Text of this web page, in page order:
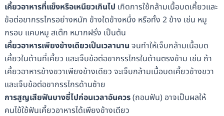
เคี้ยวอาหารที่แข็งหรือเหนียวเกินไป เกิดการใช้กล้ามเนื้อบดเคี้ยวและ
ข้อต่อขากรรไกรอย่างหนัก ข้างใดข้างหนึ่ง หรือทั้ง 2 ข้าง เช่น หมู
กรอบ แคบหมู สเต๊ก หมากฝรั่ง เป็นต้น
เคี้ยวอาหารเพียงข้างเดียวเป็นเวลานาน จนทำให้เจ็บกล้ามเนื้อบด
เคี้ยวในด้านที่เคี้ยว และเจ็บข้อต่อขากรรไกรในด้านตรงข้าม เช่น ถ้า
เคี้ยวอาหารข้างขวาเพียงข้างเดียว จะเจ็บกล้ามเนื้อบดเคี้ยวข้างขวา
และเจ็บข้อต่อขากรรไกรด้านซ้าย
การสูญเสียฟันบางซี่ไปก่อนเวลาอันควร(ถอนฟัน) อาจเป็นผลให้
คนไข้ใช้ฟันเคี้ยวอาหารได้เพียงข้างเดียว